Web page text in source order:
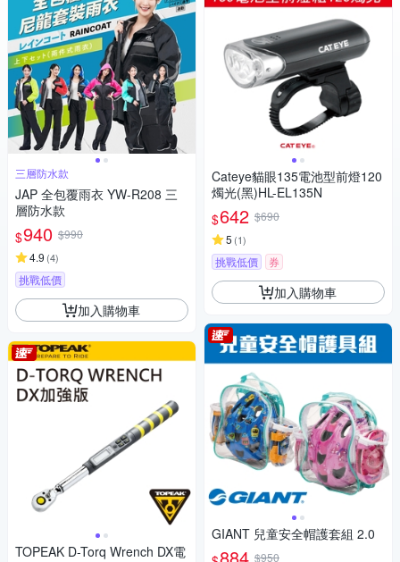
三層防水款
JAP 全包覆雨衣 YW-R208 三
層防水款
$940 $990
4.9 (4)
挑戰低價
加入購物車
TOPEAK D-Torq Wrench DX電
Cateye貓眼135電池型前燈120
燭光(黑)HL-EL135N
$642 $690
5 (1)
挑戰低價 券
加入購物車
GIANT 兒童安全帽護套組 2.0
$950